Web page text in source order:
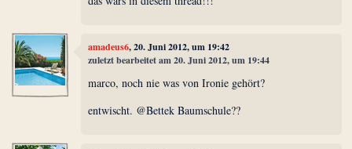
amadeus6, 20. Juni 2012, um 19:42
zuletzt bearbeitet am 20. Juni 2012, um 19:44
marco, noch nie was von Ironie gehört?
entwischt. @Bettek Baumschule??